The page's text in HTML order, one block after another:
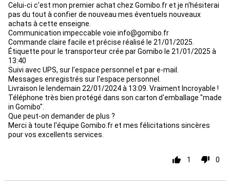
Celui-ci c'est mon premier achat chez Gomibo.fr et je n'hésiterai
pas du tout à confier de nouveau mes éventuels nouveaux
achats à cette enseigne.
Communication impeccable voie info@gomibo.fr
Commande claire facile et précise réalisé le 21/01/2025.
Étiquette pour le transporteur crée par Gomibo le 21/01/2025 à
13:40
Suivi avec UPS, sur l'espace personnel et par e-mail.
Messages enregistrés sur l'espace personnel.
Livraison le lendemain 22/01/2024 à 13:09. Vraiment Incroyable !
Téléphone très bien protégé dans son carton d'emballage "made
in Gomibo".
Que peut-on demander de plus ?
Merci à toute l'équipe Gomibo.fr et mes félicitations sincères
pour vos excellents services.
1 0